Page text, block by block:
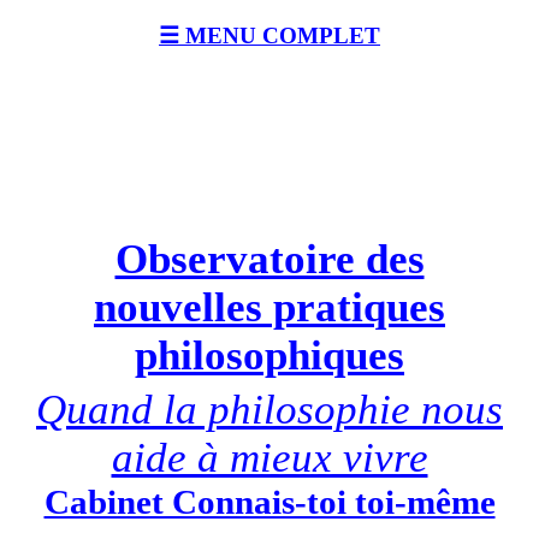
☰ MENU COMPLET
Observatoire des
nouvelles pratiques
philosophiques
Quand la philosophie nous
aide à mieux vivre
Cabinet Connais-toi toi-même